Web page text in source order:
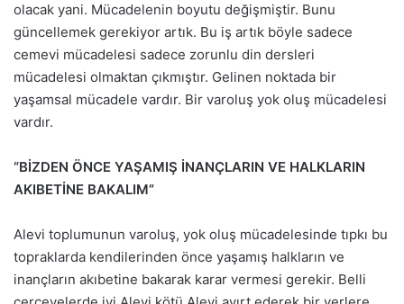
olacak yani. Mücadelenin boyutu değişmiştir. Bunu
güncellemek gerekiyor artık. Bu iş artık böyle sadece
cemevi mücadelesi sadece zorunlu din dersleri
mücadelesi olmaktan çıkmıştır. Gelinen noktada bir
yaşamsal mücadele vardır. Bir varoluş yok oluş mücadelesi
vardır.
“BİZDEN ÖNCE YAŞAMIŞ İNANÇLARIN VE HALKLARIN
AKIBETİNE BAKALIM”
Alevi toplumunun varoluş, yok oluş mücadelesinde tıpkı bu
topraklarda kendilerinden önce yaşamış halkların ve
inançların akıbetine bakarak karar vermesi gerekir. Belli